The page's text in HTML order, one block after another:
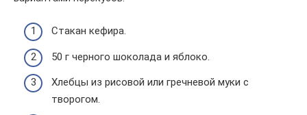
Стакан кефира.
50 г черного шоколада и яблоко.
Хлебцы из рисовой или гречневой муки с
творогом.